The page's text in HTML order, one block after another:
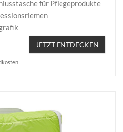
für Pflegeprodukte
JETZT ENTDECKEN